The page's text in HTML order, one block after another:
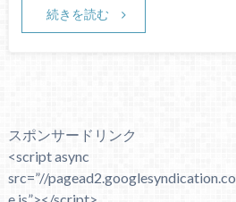
続きを読む
スポンサードリンク
<script async
src=”//